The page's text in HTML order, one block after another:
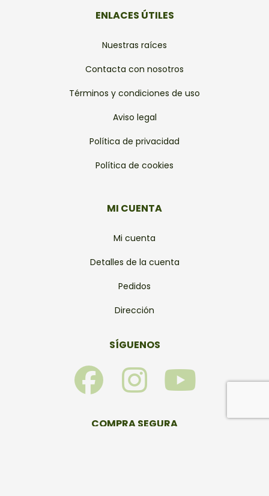
ENLACES ÚTILES
Nuestras raíces
Contacta con nosotros
Términos y condiciones de uso
Aviso legal
Política de privacidad
Política de cookies
MI CUENTA
Mi cuenta
Detalles de la cuenta
Pedidos
Dirección
SÍGUENOS
F
a
c
I
n
s
Y
COMPRA SEGURA